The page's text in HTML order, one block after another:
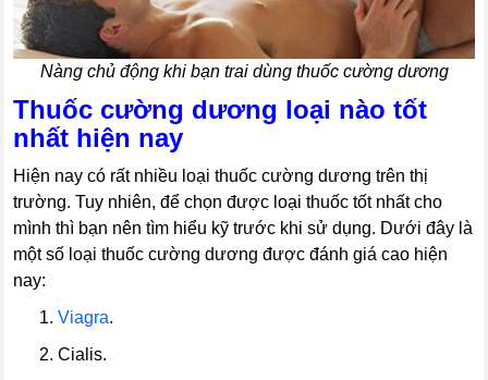
Nàng chủ động khi bạn trai dùng thuốc cường dương
Thuốc cường dương loại nào tốt
nhất hiện nay
Hiện nay có rất nhiều loại thuốc cường dương trên thị
trường. Tuy nhiên, để chọn được loại thuốc tốt nhất cho
mình thì bạn nên tìm hiểu kỹ trước khi sử dụng. Dưới đây là
một số loại thuốc cường dương được đánh giá cao hiện
nay:
1.Viagra.
2. Cialis.